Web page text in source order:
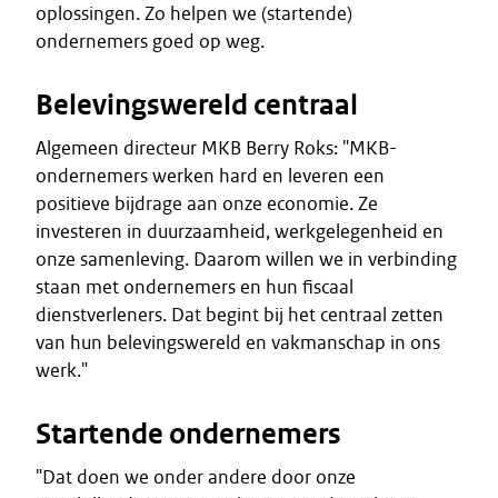
oplossingen. Zo helpen we (startende)
ondernemers goed op weg.
Belevingswereld centraal
Algemeen directeur MKB Berry Roks: "MKB-
ondernemers werken hard en leveren een
positieve bijdrage aan onze economie. Ze
investeren in duurzaamheid, werkgelegenheid en
onze samenleving. Daarom willen we in verbinding
staan met ondernemers en hun fiscaal
dienstverleners. Dat begint bij het centraal zetten
van hun belevingswereld en vakmanschap in ons
werk."
Startende ondernemers
"Dat doen we onder andere door onze